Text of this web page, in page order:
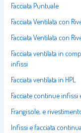
Facciata Puntuale
Facciata Ventilata con
Facciata Ventilata con
Facciata ventilata in
infissi
Facciata ventilata in HPL
Facciate continue infissi
Frangisole, e
Infissi e facciata continua